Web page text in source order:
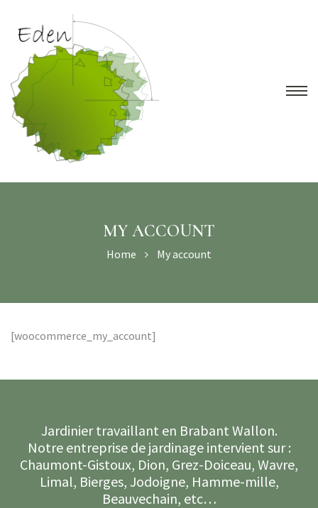
MY ACCOUNT
Home My account
[woocommerce_my_account]
Jardinier travaillant en Brabant Wallon.
Notre entreprise de jardinage intervient sur :
Chaumont-Gistoux, Dion, Grez-Doiceau, Wavre,
Limal, Bierges, Jodoigne, Hamme-mille,
Beauvechain, etc…